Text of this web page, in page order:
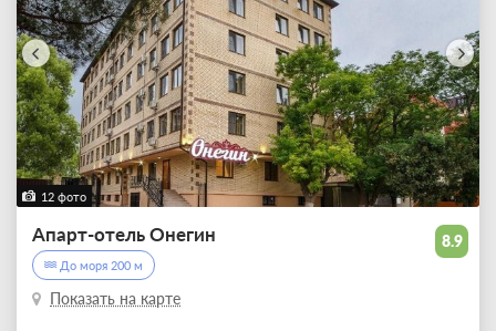
12 фото
8.9
Апарт-отель Онегин
До моря 200 м
Показать на карте